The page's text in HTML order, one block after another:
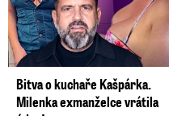
Bitva o kuchaře Kašpárka.
Milenka exmanželce vrátila